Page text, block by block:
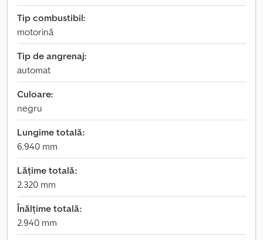
Tip combustibil:
motorină
Tip de angrenaj:
automat
Culoare:
negru
Lungime totală:
6.940 mm
Lățime totală:
2.320 mm
Înălțime totală:
2.940 mm